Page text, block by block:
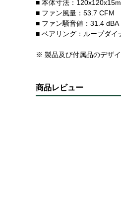
■ 本体寸法：
■ ファン風量：53.7 CFM
■ ファン騒音値：31.4 dBA
■ ベアリング：ループダイ
※ 製品及び付属品のデザ
商品レビュー